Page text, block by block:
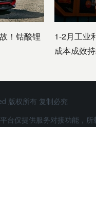
！钴酸锂
1-2月工业
成本成效
版权所有 复制必究
台仅提供服务对接功能，